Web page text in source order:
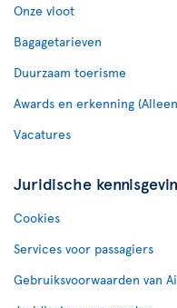
Onze vloot
Bagagetarieven
Duurzaam toerisme
Awards en erkenning
Vacatures
Juridische
Cookies
Services voor passagiers
Gebruiksvoorwaarden van